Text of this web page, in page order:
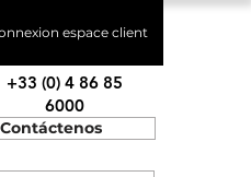
+33 (0) 4 86 85
6000
Contáctenos
espace client